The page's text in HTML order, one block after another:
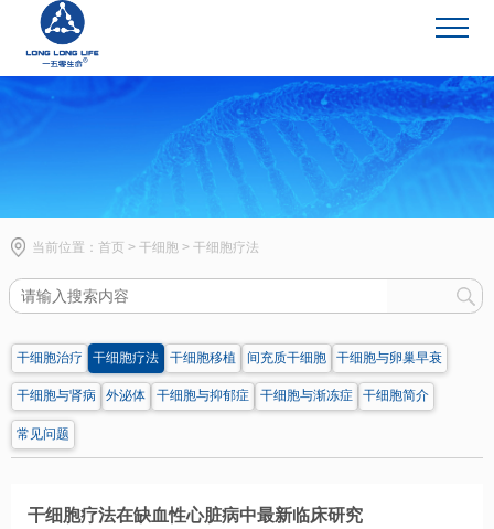
干细胞
当前位置：首页 >干细胞 >干细胞疗法
干细胞治疗 干细胞疗法 干细胞移植 间充质干细胞 干细胞与卵巢早衰
干细胞与肾病 外泌体 干细胞与抑郁症 干细胞与渐冻症 干细胞简介
常见问题
干细胞疗法在缺血性心脏病中最新临床研究